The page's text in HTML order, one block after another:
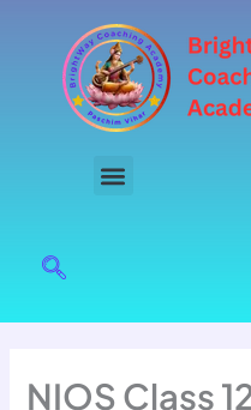
content
NIOS Class